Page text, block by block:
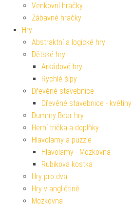
Venkovní hračky
Zábavné hračky
Hry
Abstraktní a logické hry
Dětské hry
Arkádové hry
Rychlé šípy
Dřevěné stavebnice
Dřevěné stavebnice - květiny
Dummy Bear hry
Herní trička a doplňky
Hlavolamy a puzzle
Hlavolamy - Mozkovna
Rubikova kostka
Hry pro dva
Hry v angličtině
Mozkovna